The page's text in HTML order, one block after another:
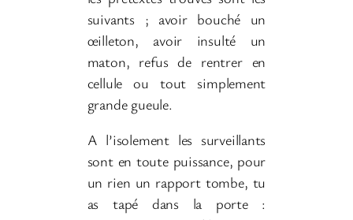
suivants ; avoir bouché un
œilleton, avoir insulté un
maton, refus de rentrer en
cellule ou tout simplement
grande gueule.
A l’isolement les surveillants
sont en toute puissance, pour
un rien un rapport tombe, tu
as tapé dans la porte :